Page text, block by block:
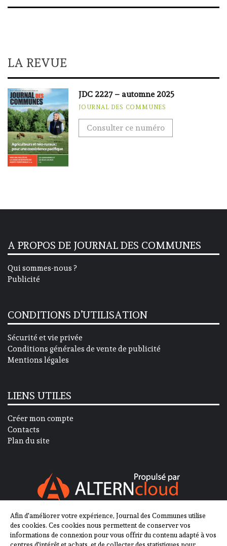
LA REVUE
JDC 2227 – automne 2025
JOURNAL DES COMMUNES
Consulter ce numéro
A PROPOS DE JOURNAL DES COMMUNES
Qui sommes-nous ?
Publicité
CONDITIONS D’UTILISATION
Sécurité et vie privée
Conditions générales de vente de publicité
Mentions légales
LIENS UTILES
Créer mon compte
Contacts
Plan du site
SUIVEZ-NOUS SUR
Afin d'améliorer votre expérience, Journal des Communes utilise
des cookies. Ces cookies nous permettent de conserver vos
informations de connexion pour vous offrir du contenu adapté à vos